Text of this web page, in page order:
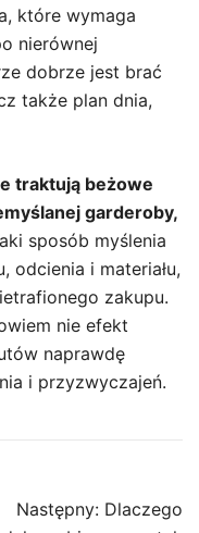
które wymaga
nierównej
dobrze jest brać
także plan dnia,
traktują beżowe
garderoby,
sposób myślenia
odcienia i materiału,
zakupu.
nie efekt
naprawdę
i przyzwyczajeń.
Następny: Dlaczego